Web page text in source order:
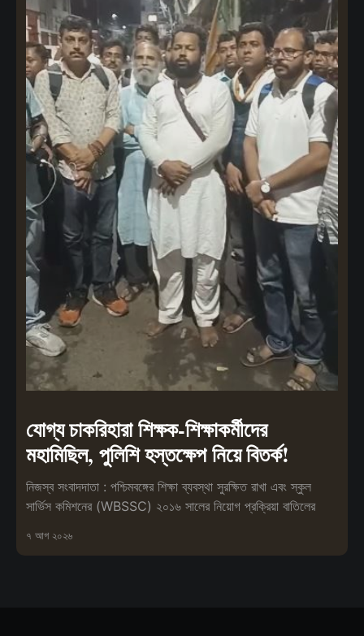
যোগ্য চাকরিহারা শিক্ষক-শিক্ষাকর্মীদের
মহামিছিল, পুলিশি হস্তক্ষেপ নিয়ে বিতর্ক!
নিজস্ব সংবাদদাতা : পশ্চিমবঙ্গের শিক্ষা ব্যবস্থা সুরক্ষিত রাখা এবং স্কুল
সার্ভিস কমিশনের (WBSSC) ২০১৬ সালের নিয়োগ প্রক্রিয়া বাতিলের
৭ আগ ২০২৬